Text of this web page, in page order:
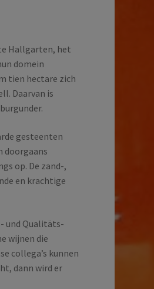
Hallgarten, het
domein
tien hectare zich
Daarvan is
gesteenten
doorgaans
op. De zand-,
en krachtige
und Qualitäts-
wijnen die
collega’s kunnen
dann wird er